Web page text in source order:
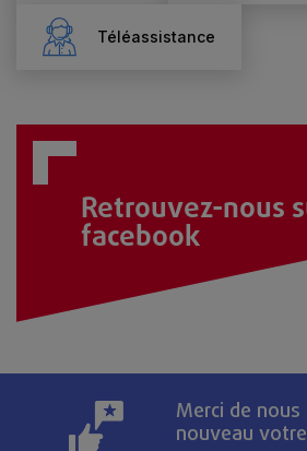
Téléassistance
Retrouvez-nous
facebook
Merci de nous
nouveau